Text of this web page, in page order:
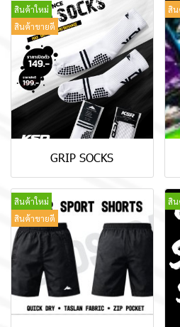
สินค้าใหม่
สินค้าขายดี
GRIP SOCKS
สิน
สินค้าใหม่
สินค้าขายดี
สิน